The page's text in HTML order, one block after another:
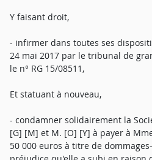
Y faisant droit,
- infirmer dans toutes ses
24 mai 2017 par le tribunal de
le n° RG 15/08511,
Et statuant à nouveau,
- condamner solidairement la
[G] [M] et M. [O] [Y] à payer à
50 000 euros à titre de